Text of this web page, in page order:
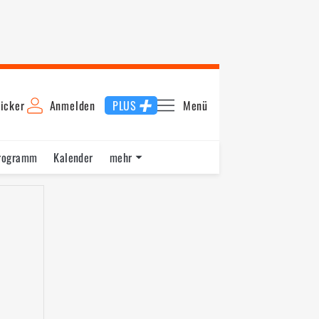
Anmelden PLUS Menü
Kalender
mehr